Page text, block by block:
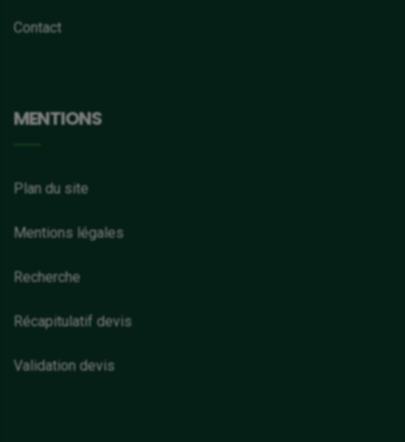
Contact
MENTIONS
Plan du site
Mentions légales
Recherche
Récapitulatif devis
Validation devis